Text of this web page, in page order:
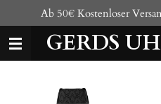
Hauptinhalt
springenGERDS
Ab 50€ Kostenloser